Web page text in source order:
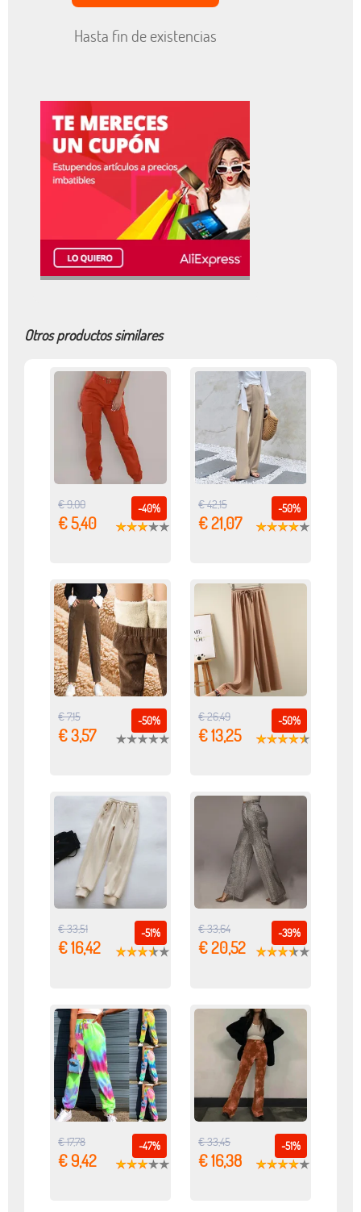
Hasta fin de existencias
Otros productos similares
-40%
€ 9,00
€ 5,40
-50%
€ 42,15
€ 21,07
-50%
€ 7,15
€ 3,57
-50%
€ 26,49
€ 13,25
-51%
€ 33,51
€ 16,42
-39%
€ 33,64
€ 20,52
-47%
€ 17,78
€ 9,42
-51%
€ 33,45
€ 16,38